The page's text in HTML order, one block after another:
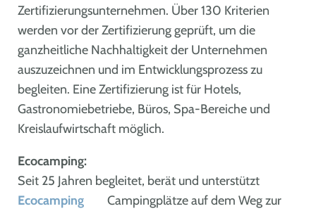
Zertifizierungsunternehmen. Über 130 Kriterien
werden vor der Zertifizierung geprüft, um die
ganzheitliche Nachhaltigkeit der Unternehmen
auszuzeichnen und im Entwicklungsprozess zu
begleiten. Eine Zertifizierung ist für Hotels,
Gastronomiebetriebe, Büros, Spa-Bereiche und
Kreislaufwirtschaft möglich.
Ecocamping:
Seit 25 Jahren begleitet, berät und unterstützt
Ecocamping
Campingplätze auf dem Weg zur